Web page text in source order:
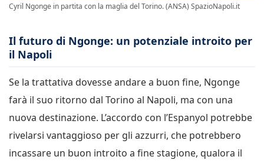
Cyril Ngonge in partita con la maglia del Torino. (ANSA) SpazioNapoli.it
Il futuro di Ngonge: un potenziale introito per
il Napoli
Se la trattativa dovesse andare a buon fine, Ngonge
farà il suo ritorno dal Torino al Napoli, ma con una
nuova destinazione. L’accordo con l’Espanyol potrebbe
rivelarsi vantaggioso per gli azzurri, che potrebbero
incassare un buon introito a fine stagione, qualora il